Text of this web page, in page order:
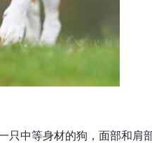
只中等身材的狗，面部和肩